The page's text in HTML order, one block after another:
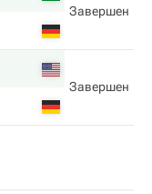
Завершен
Завершен